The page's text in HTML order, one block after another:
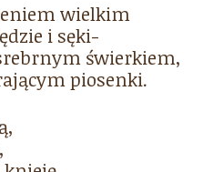
wielkim
i sęki-
świerkiem,
piosenki.